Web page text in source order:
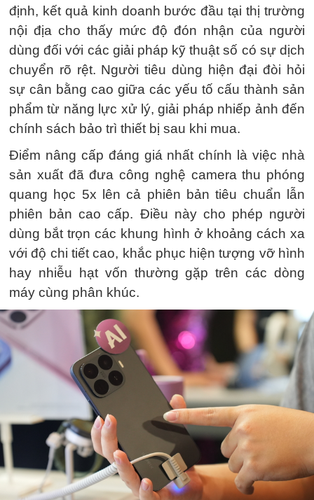
định, kết quả kinh doanh bước đầu tại thị trường
nội địa cho thấy mức độ đón nhận của người
dùng đối với các giải pháp kỹ thuật số có sự dịch
chuyển rõ rệt. Người tiêu dùng hiện đại đòi hỏi
sự cân bằng cao giữa các yếu tố cấu thành sản
phẩm từ năng lực xử lý, giải pháp nhiếp ảnh đến
chính sách bảo trì thiết bị sau khi mua.
Điểm nâng cấp đáng giá nhất chính là việc nhà
sản xuất đã đưa công nghệ camera thu phóng
quang học 5x lên cả phiên bản tiêu chuẩn lẫn
phiên bản cao cấp. Điều này cho phép người
dùng bắt trọn các khung hình ở khoảng cách xa
với độ chi tiết cao, khắc phục hiện tượng vỡ hình
hay nhiễu hạt vốn thường gặp trên các dòng
máy cùng phân khúc.